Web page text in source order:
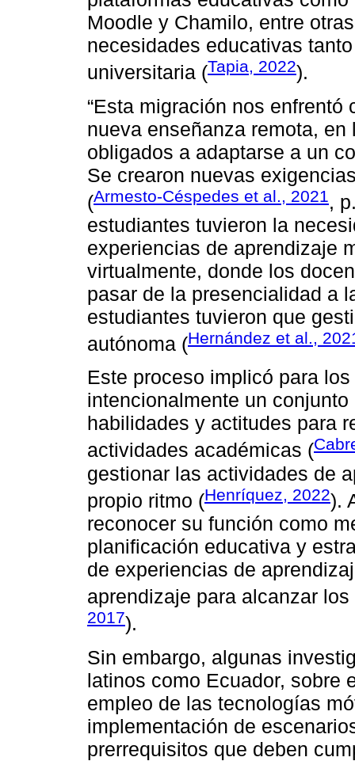
Moodle y Chamilo, entre
necesidades educativas
universitaria (Tapia, 2022).
“Esta migración nos
nueva enseñanza remota,
obligados a adaptarse a un
Se crearon nuevas
(Armesto-Céspedes et al., 2021 ,
estudiantes tuvieron la
experiencias de aprendizaje
virtualmente, donde los
pasar de la presencialidad a
estudiantes tuvieron que
autónoma (Hernández et al.,
Este proceso implicó para
intencionalmente un
habilidades y actitudes para
actividades académicas (
gestionar las actividades de
propio ritmo (Henríquez, 2022).
reconocer su función como
planificación educativa y
de experiencias de
aprendizaje para alcanzar
2017).
Sin embargo, algunas
latinos como Ecuador, sobre
empleo de las tecnologías
implementación de
prerrequisitos que deben